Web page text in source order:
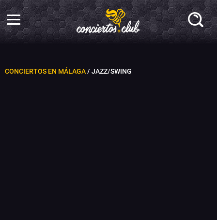
CONCIERTOS EN MÁLAGA/ JAZZ/SWING